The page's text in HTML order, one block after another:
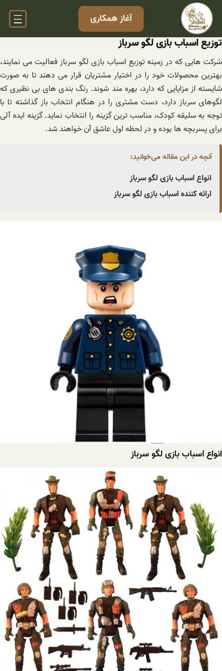
رفتن
محتوا
آغاز همکاری
توزیع اسباب بازی لگو سرباز
شرکت هایی که در زمینه توزیع اسباب بازی لگو سرباز فعالیت می نمایند،
بهترین محصولات خود را در اختیار مشتریان قرار می دهند تا به صورت
شایسته از مزایایی که دارد، بهره مند شوند. رنگ بندی های بی نظیری که
لگوهای سرباز دارد، دست مشتری را در هنگام انتخاب باز گذاشته تا با
توجه به سلیقه کودک، مناسب ترین گزینه را انتخاب نماید. گزینه ایده آلی
برای پسربچه ها بوده و در لحظه اول عاشق آن خواهند شد.
آنچه در این مقاله می‌خوانید:
انواع اسباب بازی لگو سرباز
ارائه کننده اسباب بازی لگو سرباز
انواع اسباب بازی لگو سرباز